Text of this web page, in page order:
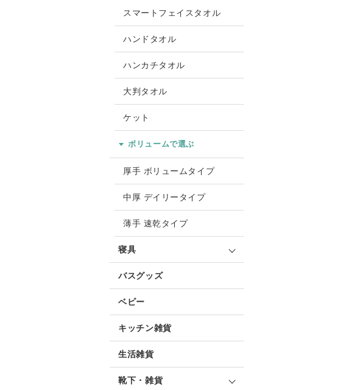
スマートフェイスタオル
ハンドタオル
ハンカチタオル
大判タオル
ケット
ボリュームで選ぶ
厚手 ボリュームタイプ
中厚 デイリータイプ
薄手 速乾タイプ
寝具
バスグッズ
ベビー
キッチン雑貨
生活雑貨
靴下・雑貨